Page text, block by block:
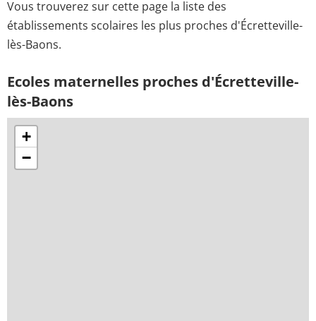
Vous trouverez sur cette page la liste des
établissements scolaires les plus proches d'Écretteville-
lès-Baons.
Ecoles maternelles proches d'Écretteville-
lès-Baons
+
−